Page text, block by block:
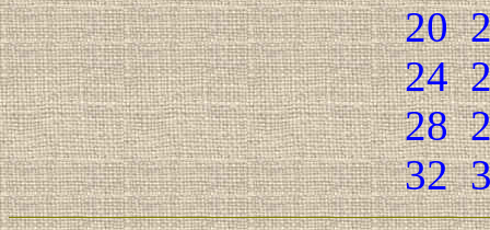
20
24
28
32